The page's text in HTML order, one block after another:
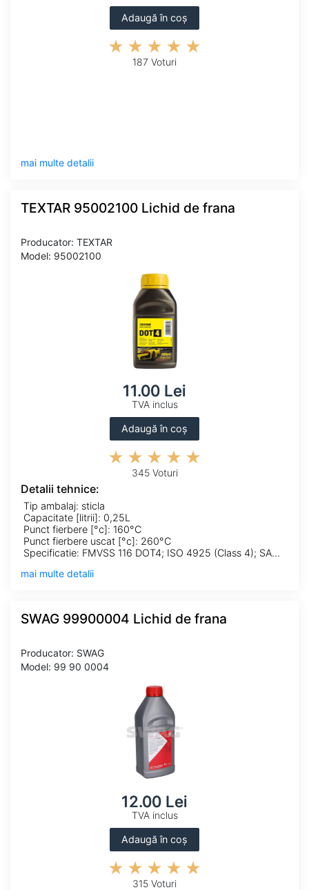
Adaugă în coș
187 Voturi
mai multe detalii
TEXTAR 95002100 Lichid de frana
Producator: TEXTAR
Model: 95002100
11.00 Lei
TVA inclus
Adaugă în coș
345 Voturi
Detalii tehnice:
Tip ambalaj: sticla
Capacitate [litrii]: 0,25L
Punct fierbere [°c]: 160°C
Punct fierbere uscat [°c]: 260°C
Specificatie: FMVSS 116 DOT4; ISO 4925 (Class 4); SAE J 1704
mai multe detalii
SWAG 99900004 Lichid de frana
Producator: SWAG
Model: 99 90 0004
12.00 Lei
TVA inclus
Adaugă în coș
315 Voturi